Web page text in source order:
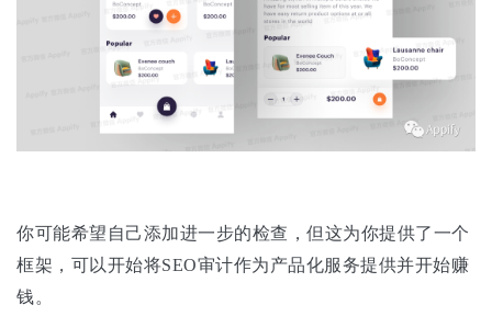
你可能希望自己添加进一步的检查，但这为你提供了一个
框架，可以开始将SEO审计作为产品化服务提供并开始赚
钱。